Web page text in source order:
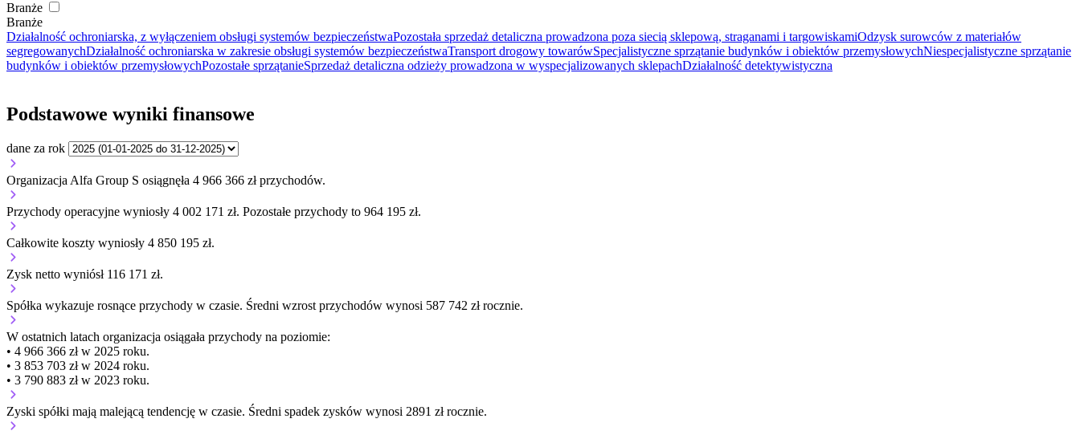
Branże
Branże
Działalność ochroniarska, z wyłączeniem obsługi systemów bezpieczeństwaPozostała sprzedaż detaliczna prowadzona poza siecią sklepową, straganami i targowiskamiOdzysk surowców z materiałów
segregowanychDziałalność ochroniarska w zakresie obsługi systemów bezpieczeństwaTransport drogowy towarówSpecjalistyczne sprzątanie budynków i obiektów przemysłowychNiespecjalistyczne sprzątanie
budynków i obiektów przemysłowychPozostałe sprzątanieSprzedaż detaliczna odzieży prowadzona w wyspecjalizowanych sklepachDziałalność detektywistyczna
Podstawowe wyniki finansowe
dane za rok
Organizacja Alfa Group S osiągnęła 4 966 366 zł przychodów.
Przychody operacyjne wyniosły 4 002 171 zł. Pozostałe przychody to 964 195 zł.
Całkowite koszty wyniosły 4 850 195 zł.
Zysk netto wyniósł 116 171 zł.
Spółka wykazuje rosnące przychody w czasie. Średni wzrost przychodów wynosi 587 742 zł rocznie.
W ostatnich latach organizacja osiągała przychody na poziomie:
• 4 966 366 zł w 2025 roku.
• 3 853 703 zł w 2024 roku.
• 3 790 883 zł w 2023 roku.
Zyski spółki mają malejącą tendencję w czasie. Średni spadek zysków wynosi 2891 zł rocznie.